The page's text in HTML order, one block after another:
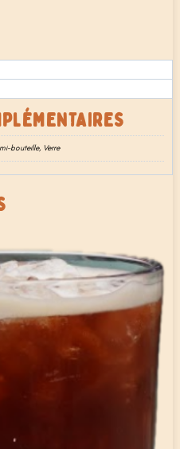
bouteille, Verre